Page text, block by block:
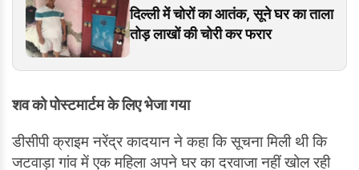
दिल्ली में चोरों का आतंक, सूने घर का ताला
तोड़ लाखों की चोरी कर फरार
शव को पोस्टमार्टम के लिए भेजा गया
डीसीपी क्राइम नरेंद्र कादयान ने कहा कि सूचना मिली थी कि
जटवाड़ा गांव में एक महिला अपने घर का दरवाजा नहीं खोल रही